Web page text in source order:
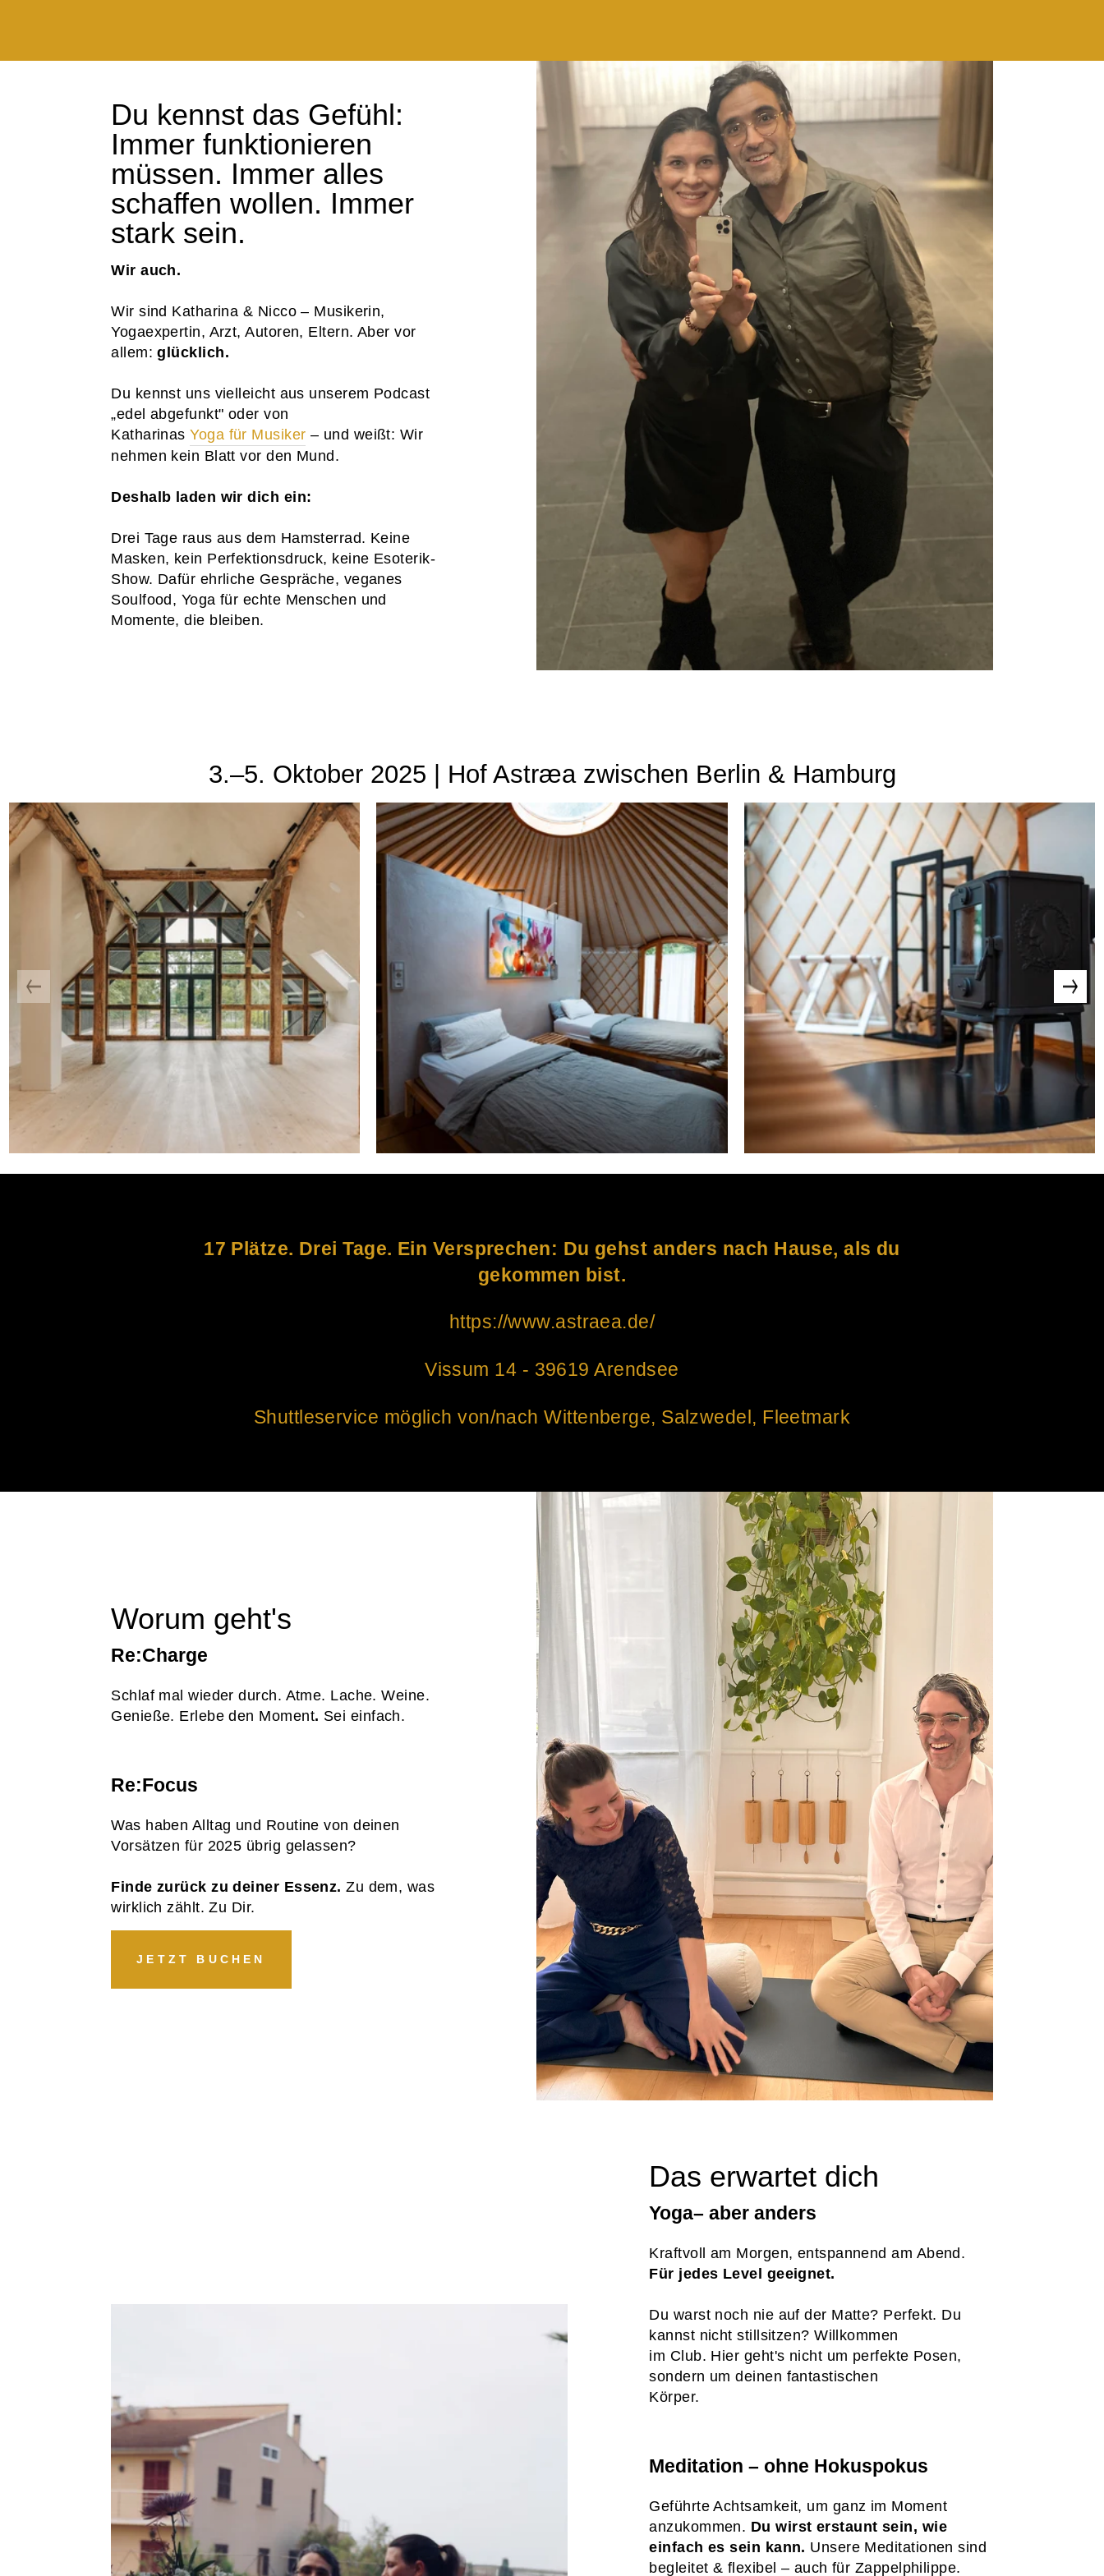
Du kennst das Gefühl:
Immer funktionieren
müssen. Immer alles
schaffen wollen. Immer
stark sein.
Wir auch.
Wir sind Katharina & Nicco – Musikerin,
Yogaexpertin, Arzt, Autoren, Eltern. Aber vor
allem:glücklich.
Du kennst uns vielleicht aus unserem Podcast
„edel abgefunkt" oder von
KatharinasYoga für Musiker – und weißt: Wir
nehmen kein Blatt vor den Mund.
Deshalb laden wir dich ein:
Drei Tage raus aus dem Hamsterrad. Keine
Masken, kein Perfektionsdruck, keine Esoterik-
Show. Dafür ehrliche Gespräche, veganes
Soulfood, Yoga für echte Menschen und
Momente, die bleiben.
3.–5. Oktober 2025 | Hof Astræa zwischen Berlin & Hamburg
17 Plätze. Drei Tage. Ein Versprechen: Du gehst anders nach Hause, als du
gekommen bist.
https://www.astraea.de/
Vissum 14 - 39619 Arendsee
Shuttleservice möglich von/nach Wittenberge, Salzwedel, Fleetmark
Worum geht's
Re:Charge
Schlaf mal wieder durch. Atme. Lache. Weine.
Genieße. Erlebe den Moment. Sei einfach.
Re:Focus
Was haben Alltag und Routine von deinen
Vorsätzen für 2025 übrig gelassen?
Finde zurück zu deiner Essenz. Zu dem, was
wirklich zählt. Zu Dir.
JETZT BUCHEN
Das erwartet dich
Yoga– aber anders
Kraftvoll am Morgen, entspannend am Abend.
Für jedes Level geeignet.
Du warst noch nie auf der Matte? Perfekt. Du
kannst nicht stillsitzen? Willkommen
im Club. Hier geht's nicht um perfekte Posen,
sondern um deinen fantastischen
Körper.
Meditation – ohne Hokuspokus
Geführte Achtsamkeit, um ganz im Moment
anzukommen. Du wirst erstaunt sein, wie
einfach es sein kann. Unsere Meditationen sind
begleitet & flexibel – auch für Zappelphilippe.